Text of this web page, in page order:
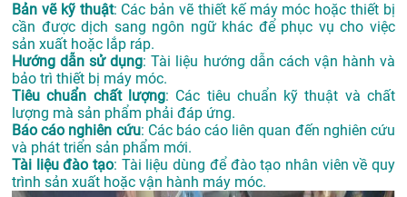
Bản vẽ kỹ thuật: Các bản vẽ thiết kế máy móc hoặc thiết bị
cần được dịch sang ngôn ngữ khác để phục vụ cho việc
sản xuất hoặc lắp ráp.
Hướng dẫn sử dụng: Tài liệu hướng dẫn cách vận hành và
bảo trì thiết bị máy móc.
Tiêu chuẩn chất lượng: Các tiêu chuẩn kỹ thuật và chất
lượng mà sản phẩm phải đáp ứng.
Báo cáo nghiên cứu: Các báo cáo liên quan đến nghiên cứu
và phát triển sản phẩm mới.
Tài liệu đào tạo: Tài liệu dùng để đào tạo nhân viên về quy
trình sản xuất hoặc vận hành máy móc.